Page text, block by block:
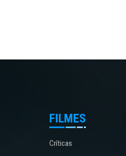
FILMES
Críticas